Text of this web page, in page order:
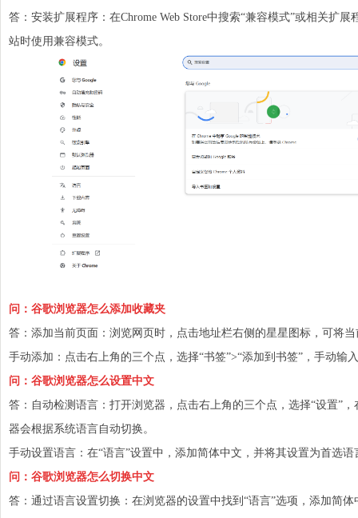
答：安装扩展程序：在Chrome Web Store中搜索“兼容模式”或相关扩
站时使用兼容模式。
问：谷歌浏览器怎么添加收藏夹
答：添加当前页面：浏览网页时，点击地址栏右侧的星星图标，可将
手动添加：点击右上角的三个点，选择“书签”>“添加到书签”，手动输
问：谷歌浏览器怎么设置中文
答：自动检测语言：打开浏览器，点击右上角的三个点，选择“设置”，
器会根据系统语言自动切换。
手动设置语言：在“语言”设置中，添加简体中文，并将其设置为首选语
问：谷歌浏览器怎么切换中文
答：通过语言设置切换：在浏览器的设置中找到“语言”选项，添加简